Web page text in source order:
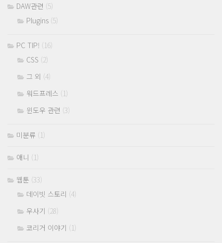
DAW관련 (5)
Plugins (5)
PC TIP! (16)
CSS (2)
그 외 (4)
워드프레스 (1)
윈도우 관련 (3)
미분류 (1)
애니 (1)
웹툰 (33)
데이빗 스토리 (4)
우사기 (28)
코리거 이야기 (1)